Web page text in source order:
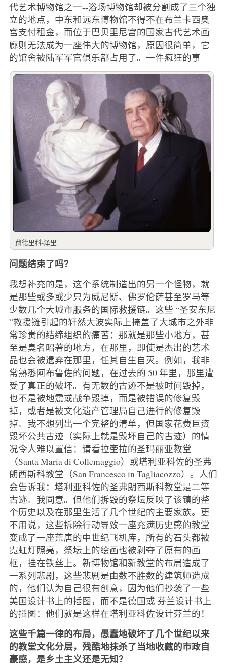
代艺术博物馆之一--浴场博物馆却被分割成了三个独
立的地点，中东和远东博物馆不得不在布兰卡西奥
宫支付租金，而位于巴贝里尼宫的国家古代艺术画
廊则无法成为一座伟大的博物馆，原因很简单，它
的馆舍被陆军军官俱乐部占用了。一件疯狂的事
费德里科-泽里
问题结束了吗？
我想补充的是，这个系统制造出的另一个怪物，就
是那些或多或少只为威尼斯、佛罗伦萨甚至罗马等
少数几个大城市服务的国际救援链。这些 “圣安东尼
”救援链引起的轩然大波实际上掩盖了大城市之外非
常珍贵的结缔组织的痛苦：那就是那些小地方，甚
至是臭名昭著的地方，在那里，即使是杰出的艺术
品也会被遗弃在那里，任其自生自灭。例如，我非
常熟悉阿布鲁佐的问题，在过去的 50 年里，那里遭
受了真正的破坏。有无数的古迹不是被时间毁掉，
也不是被地震或战争毁掉，而是被错误的修复毁
掉，或者是被文化遗产管理局自己进行的修复毁
掉。我不想列出一个完整的清单，但国家花费巨资
毁坏公共古迹（实际上就是毁坏自己的古迹）的情
况令人难以置信：请看拉奎拉的圣玛丽亚教堂
（Santa Maria di Collemaggio）或塔利亚科佐的圣弗
朗西斯科教堂（San Francesco in Tagliacozzo）。人们
会告诉我：塔利亚科佐的圣弗朗西斯科教堂是二等
古迹。我同意。但他们拆毁的祭坛反映了该镇的整
个历史以及在那里生活了几个世纪的主要家族。更
不用说，这些拆除行动导致一座充满历史感的教堂
变成了一座荒唐的中世纪飞机库，所有的石头都被
霓虹灯照亮，祭坛上的绘画也被剥夺了原有的画
框，挂在铁丝上。新博物馆和新教堂的布局造成了
一系列悲剧，这些悲剧是由数不胜数的建筑师造成
的，他们认为自己很有创意，因为他们抄袭了一些
美国设计书上的插图，而不是德国或 芬兰设计书上
的插图：他们就是这样在塔利亚科佐设计芬兰的！
这些千篇一律的布局，愚蠢地破坏了几个世纪以来
的教堂文化分层，残酷地抹杀了当地收藏的市政自
豪感，是乡土主义还是无知？